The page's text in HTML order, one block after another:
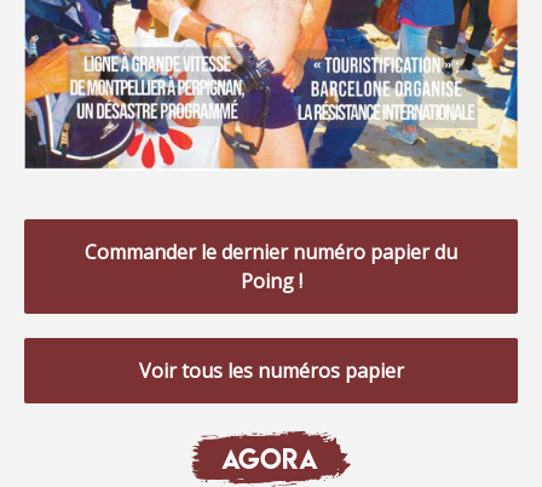
Commander le dernier numéro papier du
Poing !
Voir tous les numéros papier
AGORA